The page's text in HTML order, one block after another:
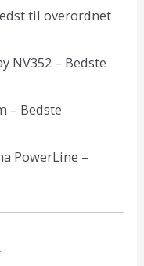
til overordnet
NV352 – Bedste
– Bedste
PowerLine –